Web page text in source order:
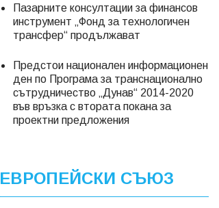
Пазарните консултации за финансов
инструмент „Фонд за технологичен
трансфер“ продължават
Предстои национален информационен
ден по Програма за транснационално
сътрудничество „Дунав“ 2014-2020
във връзка с втората покана за
проектни предложения
ЕВРОПЕЙСКИ СЪЮЗ